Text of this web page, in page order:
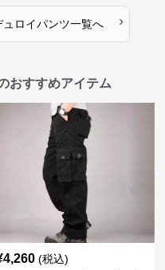
ュロイパンツ一覧へ ›
おすすめアイテム
4,260 (税込)